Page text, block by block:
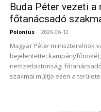
Buda Péter vezeti
főtanácsadó
Polonius - 2026-06-12
Magyar Péter miniszterelnök
bejelentette:
nemzetbiztonsági
szakmai múltja ezen a